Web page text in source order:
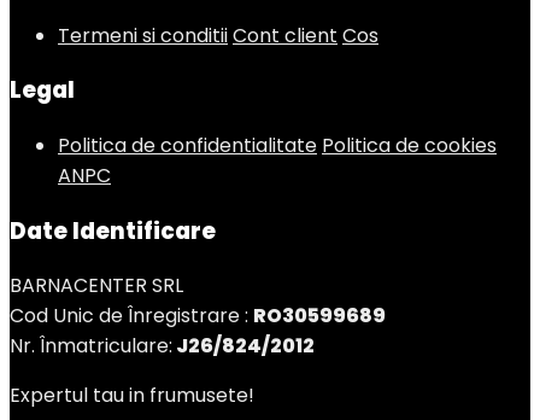
Termeni si conditiiCont client Cos
Legal
Politica de confidentialitate Politica de cookies
ANPC
Date Identificare
BARNACENTER SRL
Cod Unic de Înregistrare : RO30599689
Nr. Înmatriculare: J26/824/2012
Expertul tau in frumusete!